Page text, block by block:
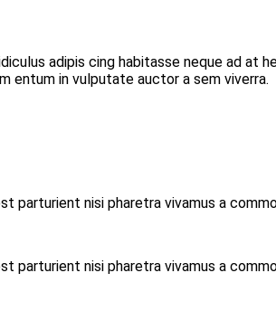
adipis cing habitasse neque ad at
entum in vulputate auctor a sem viverra.
nisi pharetra vivamus a
nisi pharetra vivamus a